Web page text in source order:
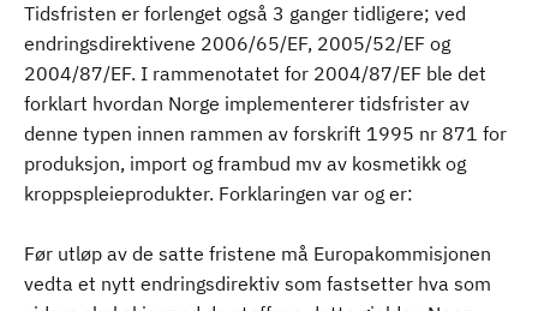
Tidsfristen er forlenget også 3 ganger tidligere; ved
endringsdirektivene 2006/65/EF, 2005/52/EF og
2004/87/EF. I rammenotatet for 2004/87/EF ble det
forklart hvordan Norge implementerer tidsfrister av
denne typen innen rammen av forskrift 1995 nr 871 for
produksjon, import og frambud mv av kosmetikk og
kroppspleieprodukter. Forklaringen var og er:
Før utløp av de satte fristene må Europakommisjonen
vedta et nytt endringsdirektiv som fastsetter hva som